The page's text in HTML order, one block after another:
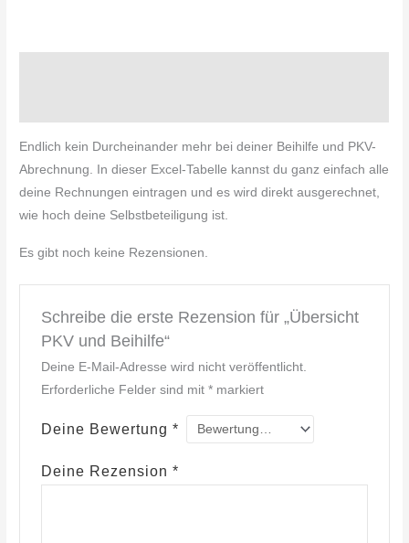
Endlich kein Durcheinander mehr bei deiner Beihilfe und PKV-
Abrechnung. In dieser Excel-Tabelle kannst du ganz einfach alle
deine Rechnungen eintragen und es wird direkt ausgerechnet,
wie hoch deine Selbstbeteiligung ist.
Es gibt noch keine Rezensionen.
Schreibe die erste Rezension für „Übersicht
PKV und Beihilfe“
Deine E-Mail-Adresse wird nicht veröffentlicht.
Erforderliche Felder sind mit *markiert
Deine Bewertung *
Deine Rezension *